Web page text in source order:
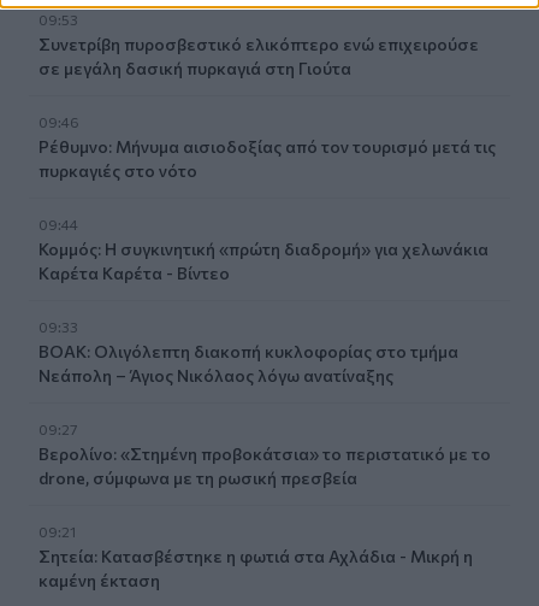
09:53
Συνετρίβη πυροσβεστικό ελικόπτερο ενώ επιχειρούσε
σε μεγάλη δασική πυρκαγιά στη Γιούτα
09:46
Ρέθυμνο: Μήνυμα αισιοδοξίας από τον τουρισμό μετά τις
πυρκαγιές στο νότο
09:44
Κομμός: Η συγκινητική «πρώτη διαδρομή» για χελωνάκια
Καρέτα Καρέτα - Βίντεο
09:33
ΒΟΑΚ: Ολιγόλεπτη διακοπή κυκλοφορίας στο τμήμα
Νεάπολη – Άγιος Νικόλαος λόγω ανατίναξης
09:27
Βερολίνο: «Στημένη προβοκάτσια» το περιστατικό με το
drone, σύμφωνα με τη ρωσική πρεσβεία
09:21
Σητεία: Κατασβέστηκε η φωτιά στα Αχλάδια - Μικρή η
καμένη έκταση